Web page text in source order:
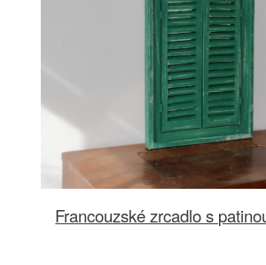
Francouzské zrcadlo s